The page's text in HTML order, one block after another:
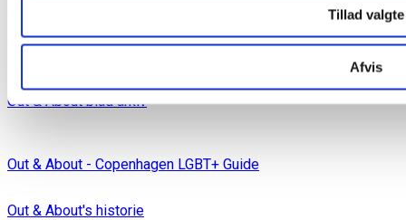
Tillad valgte
Afvis
Mediakit in English
Out & About blad arkiv
Out & About - Copenhagen LGBT+ Guide
Out & About's historie